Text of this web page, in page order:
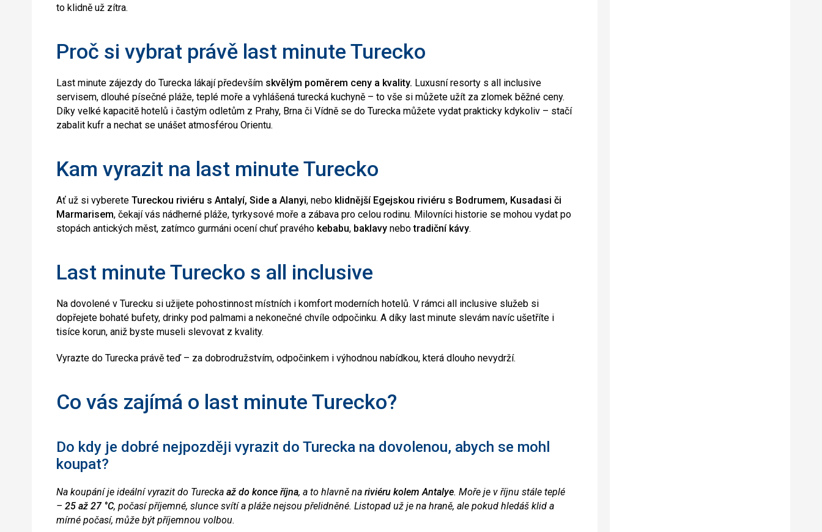
to klidně už zítra.
Proč si vybrat právě last minute Turecko
Last minute zájezdy do Turecka lákají především skvělým poměrem ceny a kvality. Luxusní resorty s all inclusive
servisem, dlouhé písečné pláže, teplé moře a vyhlášená turecká kuchyně – to vše si můžete užít za zlomek běžné ceny.
Díky velké kapacitě hotelů i častým odletům z Prahy, Brna či Vídně se do Turecka můžete vydat prakticky kdykoliv – stačí
zabalit kufr a nechat se unášet atmosférou Orientu.
Kam vyrazit na last minute Turecko
Ať už si vyberete Tureckou riviéru s Antalyí, Side a Alanyi, nebo klidnější Egejskou riviéru s Bodrumem, Kusadasi či
Marmarisem, čekají vás nádherné pláže, tyrkysové moře a zábava pro celou rodinu. Milovníci historie se mohou vydat po
stopách antických měst, zatímco gurmáni ocení chuť pravého kebabu, baklavy nebotradiční kávy.
Last minute Turecko s all inclusive
Na dovolené v Turecku si užijete pohostinnost místních i komfort moderních hotelů. V rámci all inclusive služeb si
dopřejete bohaté bufety, drinky pod palmami a nekonečné chvíle odpočinku. A díky last minute slevám navíc ušetříte i
tisíce korun, aniž byste museli slevovat z kvality.
Vyrazte do Turecka právě teď – za dobrodružstvím, odpočinkem i výhodnou nabídkou, která dlouho nevydrží.
Co vás zajímá o last minute Turecko?
Do kdy je dobré nejpozději vyrazit do Turecka na dovolenou, abych se mohl
koupat?
Na koupání je ideální vyrazit do Turecka až do konce října, a to hlavně na riviéru kolem Antalye. Moře je v říjnu stále teplé
– 25 až 27 °C, počasí příjemné, slunce svítí a pláže nejsou přelidněné. Listopad už je na hraně, ale pokud hledáš klid a
mírné počasí, může být příjemnou volbou.